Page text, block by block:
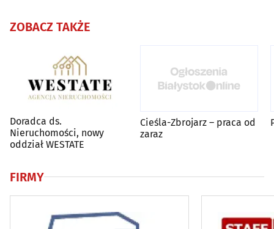
ZOBACZ TAKŻE
Doradca ds.
Nieruchomości, nowy
oddział WESTATE
Cieśla-Zbrojarz – praca od
zaraz
FIRMY